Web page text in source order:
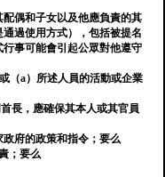
偶和子女以及他應負責的其
過使用方式），包括被提名
事可能會引起公眾對他遵守
（a）所述人員的活動或企業
長，應確保其本人或其官員
府的政策和指令；要么
；要么